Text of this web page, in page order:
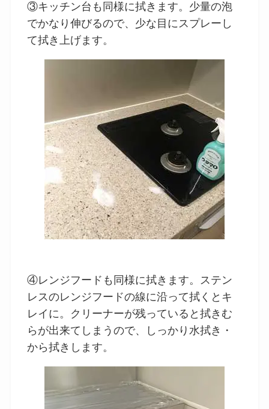
③キッチン台も同様に拭きます。少量の泡
でかなり伸びるので、少な目にスプレーし
て拭き上げます。
④レンジフードも同様に拭きます。ステン
レスのレンジフードの線に沿って拭くとキ
レイに。クリーナーが残っていると拭きむ
らが出来てしまうので、しっかり水拭き・
から拭きします。